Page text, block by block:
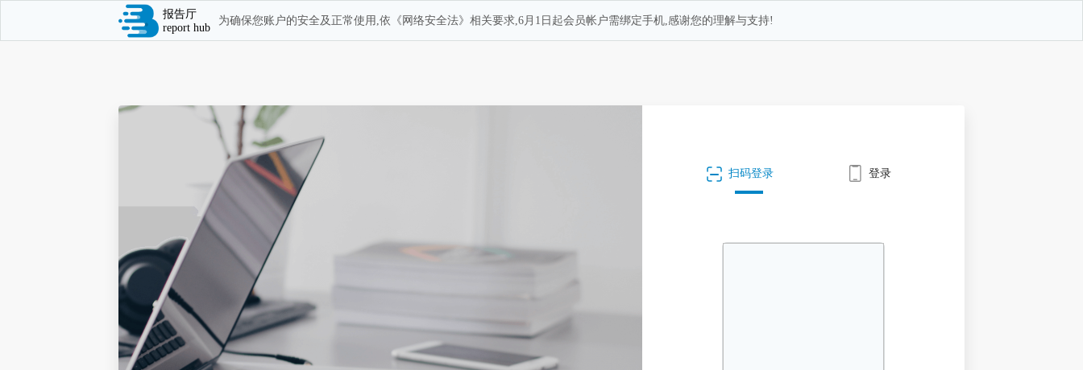
报告厅
report hub
为确保您账户的安全及正常使用,依《网络安全法》相关要求,6月1日起会员帐户需绑定手机,感谢您的理解与支持!
扫码登录 登录